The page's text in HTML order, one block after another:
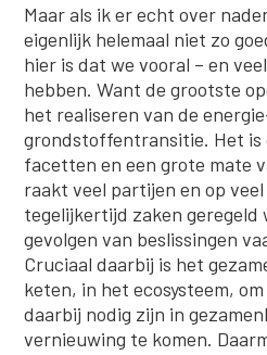
Maar als ik er echt over
eigenlijk helemaal niet zo
hier is dat we vooral – en
hebben. Want de grootste
het realiseren van de
grondstoffentransitie. Het is
facetten en een grote mate
raakt veel partijen en op
tegelijkertijd zaken geregeld
gevolgen van beslissingen
Cruciaal daarbij is het
keten, in het ecosysteem,
daarbij nodig zijn in
vernieuwing te komen.